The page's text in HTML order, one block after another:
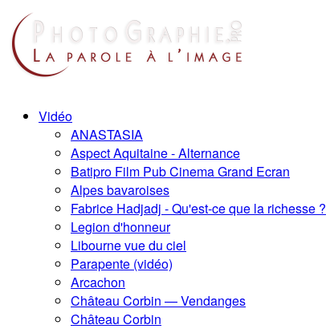
Vidéo
ANASTASIA
Aspect Aquitaine - Alternance
Batipro Film Pub Cinema Grand Ecran
Alpes bavaroises
Fabrice Hadjadj - Qu'est-ce que la richesse ?
Legion d'honneur
Libourne vue du ciel
Parapente (vidéo)
Arcachon
Château Corbin — Vendanges
Château Corbin